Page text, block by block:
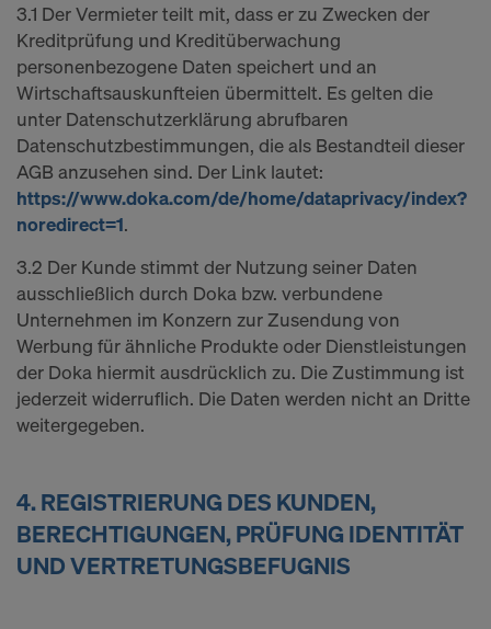
3.1 Der Vermieter teilt mit, dass er zu Zwecken der
Kreditprüfung und Kreditüberwachung
personenbezogene Daten speichert und an
Wirtschaftsauskunfteien übermittelt. Es gelten die
unter Datenschutzerklärung abrufbaren
Datenschutzbestimmungen, die als Bestandteil dieser
AGB anzusehen sind. Der Link lautet:
https://www.doka.com/de/home/dataprivacy/index?
noredirect=1.
3.2 Der Kunde stimmt der Nutzung seiner Daten
ausschließlich durch Doka bzw. verbundene
Unternehmen im Konzern zur Zusendung von
Werbung für ähnliche Produkte oder Dienstleistungen
der Doka hiermit ausdrücklich zu. Die Zustimmung ist
jederzeit widerruflich. Die Daten werden nicht an Dritte
weitergegeben.
4. REGISTRIERUNG DES KUNDEN,
BERECHTIGUNGEN, PRÜFUNG IDENTITÄT
UND VERTRETUNGSBEFUGNIS